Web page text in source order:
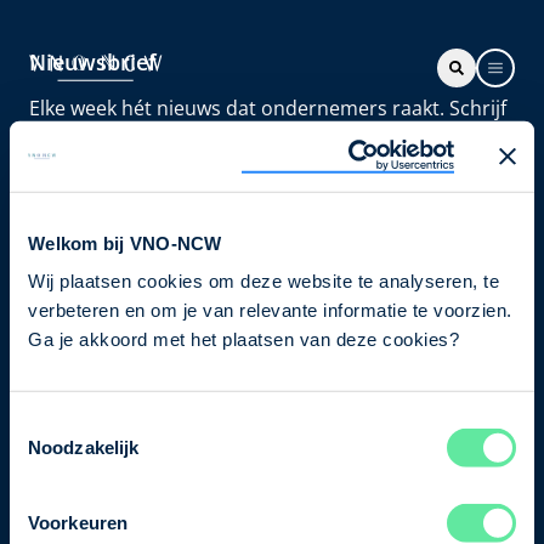
Welkom bij VNO-NCW
Wij plaatsen cookies om deze website te analyseren, te
verbeteren en om je van relevante informatie te voorzien.
Ga je akkoord met het plaatsen van deze cookies?
Noodzakelijk
Voorkeuren
Nieuwsbrief
Elke week hét nieuws dat ondernemers raakt. Schrijf
je nu in voor de VNO-NCW nieuwsbrief.
Schrijf je in
Direct naar
Ons verhaal
Bezuidenhoutseweg 12
T+31 70 349 03 49